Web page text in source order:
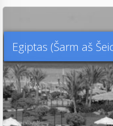
Egiptas (Šarm aš